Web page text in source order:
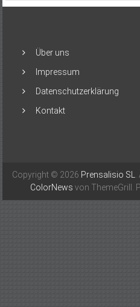
Über uns
Impressum
Datenschutzerklärung
Kontakt
Copyright © 2026 Prensalisio SL.
ColorNews von ThemeGrill.